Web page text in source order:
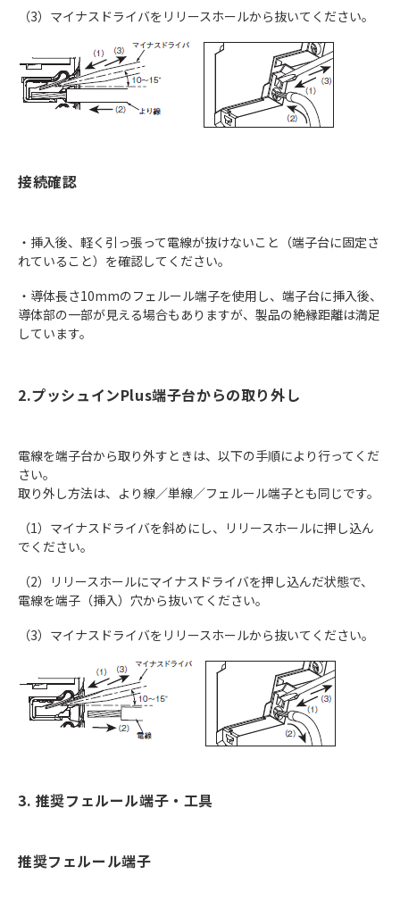
（3）マイナスドライバをリリースホールから抜いてください。
接続確認
・挿入後、軽く引っ張って電線が抜けないこと（端子台に固定さ
れていること）を確認してください。
・導体長さ10mmのフェルール端子を使用し、端子台に挿入後、
導体部の一部が見える場合もありますが、製品の絶縁距離は満足
しています。
2.プッシュインPlus端子台からの取り外し
電線を端子台から取り外すときは、以下の手順により行ってくだ
さい。
取り外し方法は、より線／単線／フェルール端子とも同じです。
（1）マイナスドライバを斜めにし、リリースホールに押し込ん
でください。
（2）リリースホールにマイナスドライバを押し込んだ状態で、
電線を端子（挿入）穴から抜いてください。
（3）マイナスドライバをリリースホールから抜いてください。
3. 推奨フェルール端子・工具
推奨フェルール端子